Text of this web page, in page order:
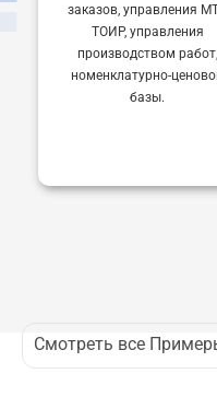
заказов, управления
ТОИР, управления
производством работ,
номенклатурно-
базы.
Смотреть все